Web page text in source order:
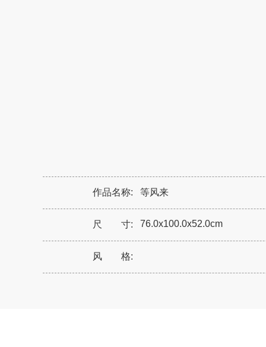
作品名称: 等风来
尺 寸: 76.0x100.0x52.0cm
风 格: